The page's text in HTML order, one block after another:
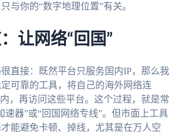
与你的“数字地理位置”有关。
让网络“回国”
直接：既然平台只服务国内IP，那么我
可靠的工具，将自己的海外网络连
，再访问这些平台。这个过程，就是常
速器”或“回国网络专线”。但市面上工具
能避免卡顿、掉线，尤其是在万人空